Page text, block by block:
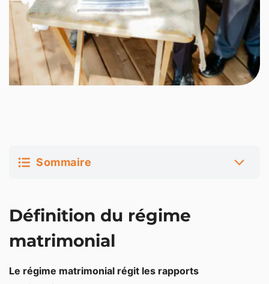
Sommaire
Régime matrimonial de la communauté légale
réduite aux acquêts
Qu’est-ce que la communauté légale réduite aux
acquêts ?
Définition du régime
matrimonial
Le régime matrimonial régit les rapports